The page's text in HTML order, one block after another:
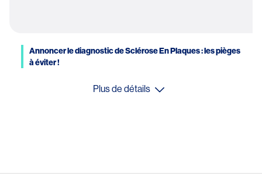
Annoncer le diagnostic de Sclérose En Plaques : les pièges
à éviter !
Plus de détails